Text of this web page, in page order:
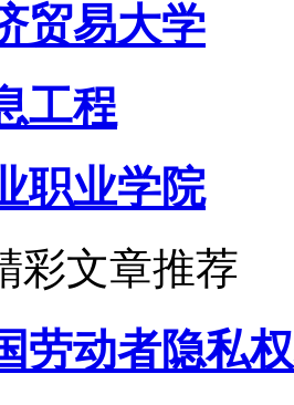
贸易大学
工程
职业学院
彩文章推荐
劳动者隐私